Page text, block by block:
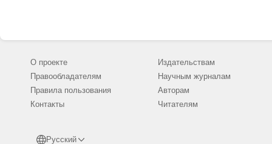
О проекте
Правообладателям
Правила пользования
Контакты
Русский
Издательствам
Научным журналам
Авторам
Читателям